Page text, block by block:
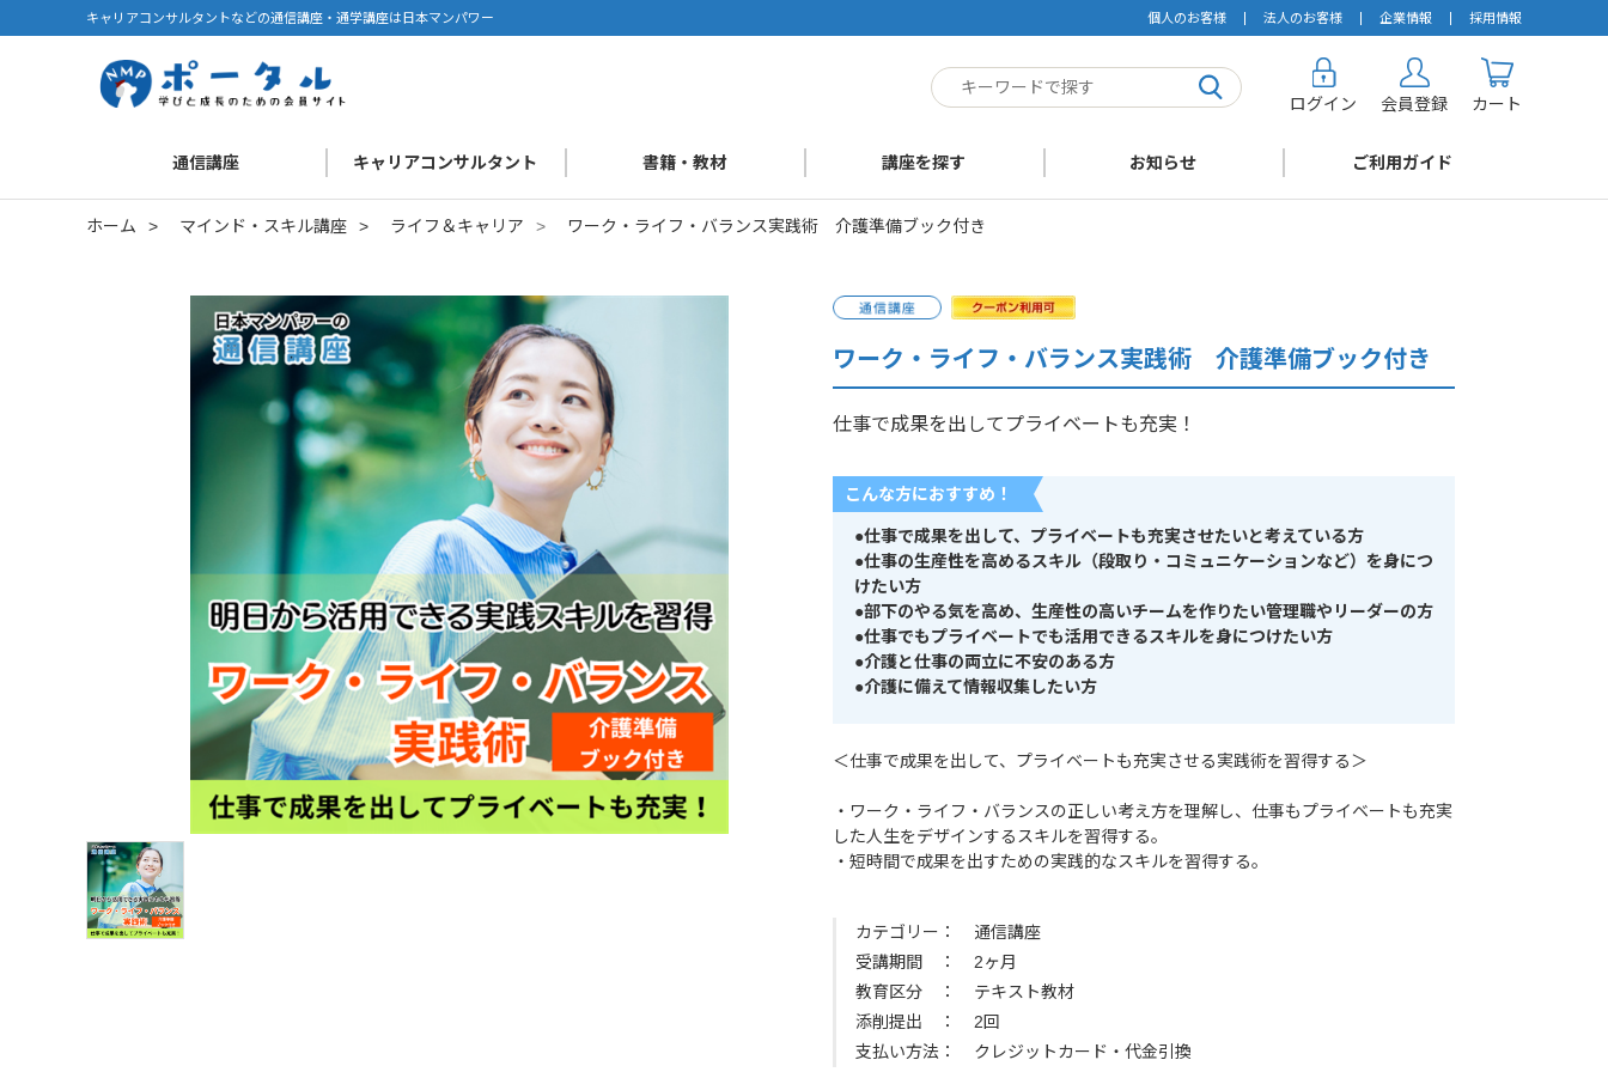
キャリアコンサルタントなどの通信講座・通学講座は日本マンパワー 個人のお客様 法人のお客様 企業情報 採用情報
ログイン 会員登録 カート
通信講座 キャリアコンサルタント 書籍・教材 講座を探す お知らせ ご利用ガイド
ホーム > マインド・スキル講座 > ライフ＆キャリア > ワーク・ライフ・バランス実践術 介護準備ブック付き
仕事で成果を出してプライベートも充実！
ワーク・ライフ・バランス実践術 介護準備ブック付き
こんな方におすすめ！
●仕事で成果を出して、プライベートも充実させたいと考えている方
●仕事の生産性を高めるスキル（段取り・コミュニケーションなど）を身につ
けたい方
●部下のやる気を高め、生産性の高いチームを作りたい管理職やリーダーの方
●仕事でもプライベートでも活用できるスキルを身につけたい方
●介護と仕事の両立に不安のある方
●介護に備えて情報収集したい方
＜仕事で成果を出して、プライベートも充実させる実践術を習得する＞
・ワーク・ライフ・バランスの正しい考え方を理解し、仕事もプライベートも充実
した人生をデザインするスキルを習得する。
・短時間で成果を出すための実践的なスキルを習得する。
カテゴリー
通信講座
受講期間
2ヶ月
教育区分
テキスト教材
添削提出
2回
支払い方法
クレジットカード・代金引換